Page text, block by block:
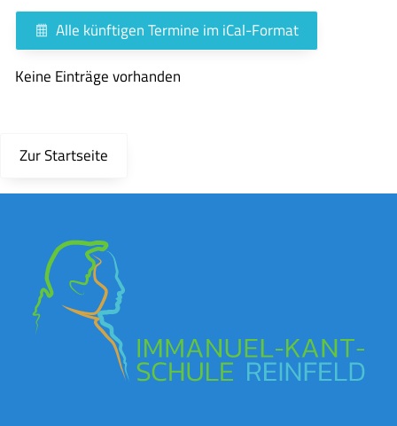
Alle künftigen Termine im iCal-Format
Keine Einträge vorhanden
Zur Startseite